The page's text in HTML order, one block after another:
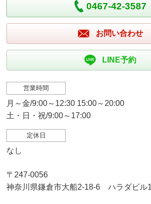
0467-42-3587
お問い合わせ
LINE予約
営業時間
月～金/9:00～12:30 15:00～20:00
土・日・祝/9:00～17:00
定休日
なし
〒247-0056
神奈川県鎌倉市大船2-18-6 ハラダビル